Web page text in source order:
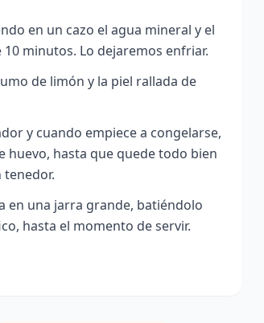
en un cazo el agua mineral y el
minutos. Lo dejaremos enfriar.
de limón y la piel rallada de
y cuando empiece a congelarse,
huevo, hasta que quede todo bien
en una jarra grande, batiéndolo
hasta el momento de servir.